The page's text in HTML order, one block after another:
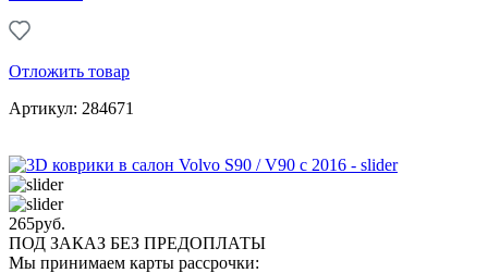
Отложить товар
Артикул: 284671
265руб.
ПОД ЗАКАЗ БЕЗ ПРЕДОПЛАТЫ
Мы принимаем карты рассрочки: